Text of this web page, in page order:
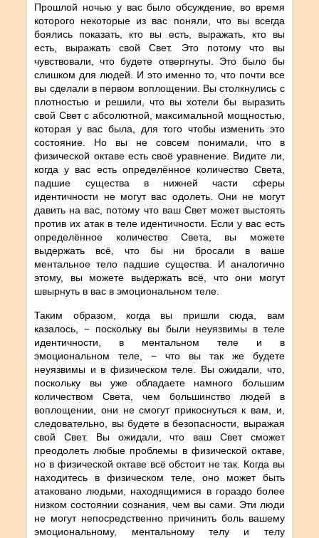
Прошлой ночью у вас было обсуждение, во время
которого некоторые из вас поняли, что вы всегда
боялись показать, кто вы есть, выражать, кто вы
есть, выражать свой Свет. Это потому что вы
чувствовали, что будете отвергнуты. Это было бы
слишком для людей. И это именно то, что почти все
вы сделали в первом воплощении. Вы столкнулись с
плотностью и решили, что вы хотели бы выразить
свой Свет с абсолютной, максимальной мощностью,
которая у вас была, для того чтобы изменить это
состояние. Но вы не совсем понимали, что в
физической октаве есть своё уравнение. Видите ли,
когда у вас есть определённое количество Света,
падшие существа в нижней части сферы
идентичности не могут вас одолеть. Они не могут
давить на вас, потому что ваш Свет может выстоять
против их атак в теле идентичности. Если у вас есть
определённое количество Света, вы можете
выдержать всё, что бы ни бросали в ваше
ментальное тело падшие существа. И аналогично
этому, вы можете выдержать всё, что они могут
швырнуть в вас в эмоциональном теле.
Таким образом, когда вы пришли сюда, вам
казалось, − поскольку вы были неуязвимы в теле
идентичности, в ментальном теле и в
эмоциональном теле, − что вы так же будете
неуязвимы и в физическом теле. Вы ожидали, что,
поскольку вы уже обладаете намного большим
количеством Света, чем большинство людей в
воплощении, они не смогут прикоснуться к вам, и,
следовательно, вы будете в безопасности, выражая
свой Свет. Вы ожидали, что ваш Свет сможет
преодолеть любые проблемы в физической октаве,
но в физической октаве всё обстоит не так. Когда вы
находитесь в физическом теле, оно может быть
атаковано людьми, находящимися в гораздо более
низком состоянии сознания, чем вы сами. Эти люди
не могут непосредственно причинить боль вашему
эмоциональному, ментальному телу и телу